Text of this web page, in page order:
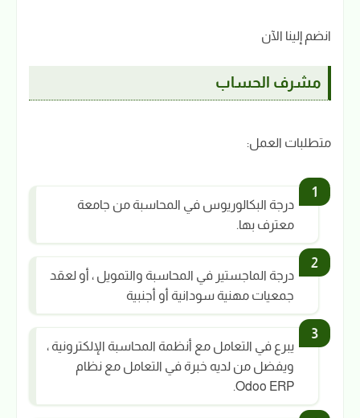
انضم إلينا الآن
مشرف الحساب
متطلبات العمل:
درجة البكالوريوس في المحاسبة من جامعة
معترف بها.
درجة الماجستير في المحاسبة والتمويل ، أو لعقد
جمعيات مهنية سودانية أو أجنبية
يبرع في التعامل مع أنظمة المحاسبة الإلكترونية ،
ويفضل من لديه خبرة في التعامل مع نظام
Odoo ERP.